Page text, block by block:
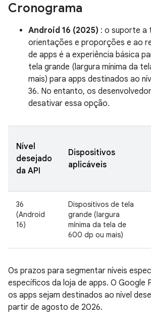
Cronograma
Android 16 (2025) : o suporte a
orientações e proporções e ao
de apps é a experiência básica
tela grande (largura mínima da
mais) para apps destinados ao
36. No entanto, os
desativar essa opção.
Nível
desejado
da API
Dispositivos
aplicáveis
36
(Android
16)
Dispositivos de tela
grande (largura
mínima da tela de
600 dp ou mais)
Os prazos para segmentar níveis
específicos da loja de apps. O Google
os apps sejam destinados ao nível
partir de agosto de 2026.